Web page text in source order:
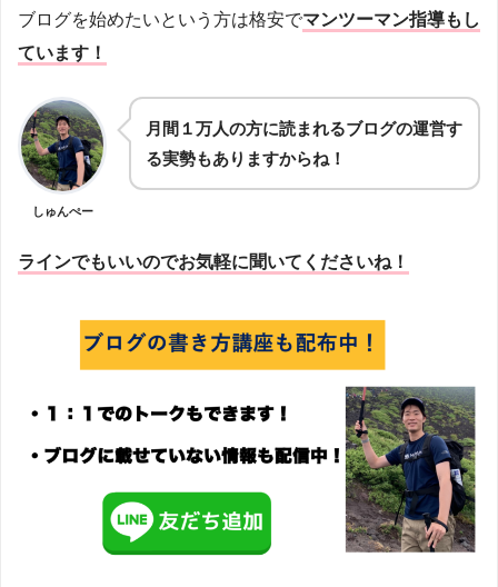
ブログを始めたいという方は格安でマンツーマン指導もし
ています！
しゅんぺー
月間１万人の方に読まれるブログの運営す
る実勢もありますからね！
ラインでもいいのでお気軽に聞いてくださいね！